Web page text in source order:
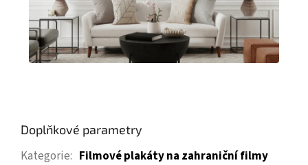
Doplňkové parametry
Kategorie: Filmové plakáty na zahraniční filmy